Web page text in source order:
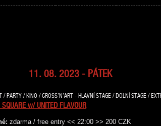
11. 08. 2023 - PÁTEK
/ PARTY / KINO / CROSS’N’ART - HLAVNÍ STAGE / DOLNÍ STAGE /
SQUARE w/ UNITED FLAVOUR
zdarma / free entry << 22:00 >> 200 CZK